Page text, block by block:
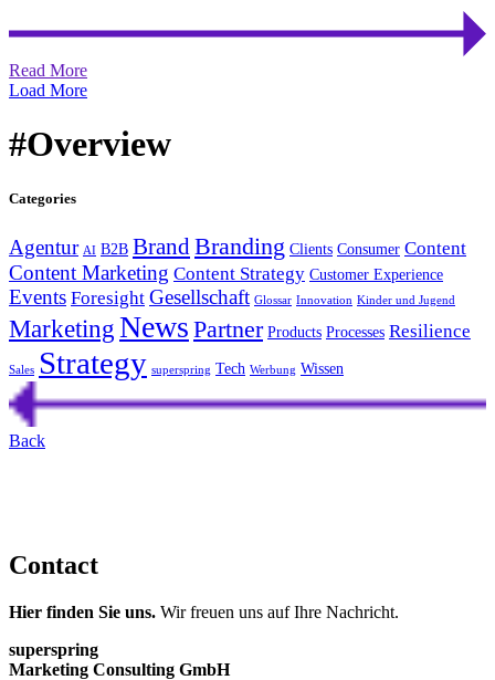
Read More
Load More
#Overview
Categories
Agentur AI B2B Brand Branding Clients Consumer Content
Content Marketing Content Strategy Customer Experience
Events Foresight Gesellschaft Glossar Innovation Kinder und Jugend
MarketingNews Partner Products Processes Resilience
Sales Strategy superspring Tech Werbung Wissen
Back
Contact
Hier finden Sie uns. Wir freuen uns auf Ihre Nachricht.
superspring
Marketing Consulting GmbH